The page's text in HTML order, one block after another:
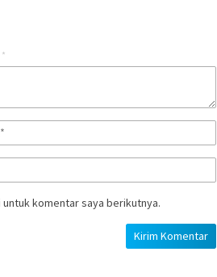
*
komentar saya berikutnya.